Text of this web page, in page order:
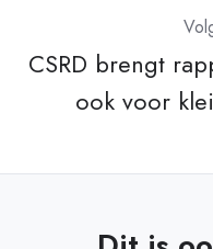
CSRD brengt
ook voor